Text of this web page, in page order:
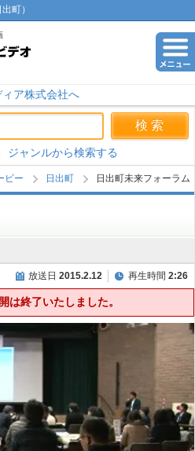
町）
ア株式会社へ
ジャンルから検索する
ビー 日出町 日出町未来フォーラム
放送日 2015.2.12 再生時間 2:26
は終了いたしました。